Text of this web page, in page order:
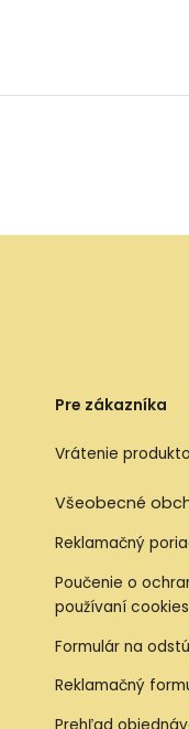
Pre zákazníka
Vrátenie
Všeobecné
Reklamačný
Poučenie o
používaní cookies
Formulár na
Reklamačný